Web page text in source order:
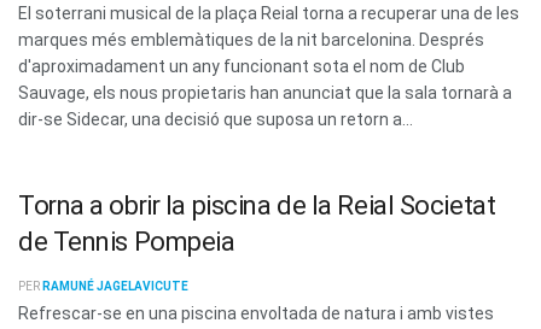
El soterrani musical de la plaça Reial torna a recuperar una de les
marques més emblemàtiques de la nit barcelonina. Després
d'aproximadament un any funcionant sota el nom de Club
Sauvage, els nous propietaris han anunciat que la sala tornarà a
dir-se Sidecar, una decisió que suposa un retorn a...
Torna a obrir la piscina de la Reial Societat
de Tennis Pompeia
PER RAMUNÉ JAGELAVICUTE
Refrescar-se en una piscina envoltada de natura i amb vistes